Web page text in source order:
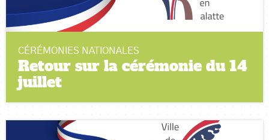
CÉRÉMONIES NATIONALES
Retour sur la cérémonie du 14
juillet